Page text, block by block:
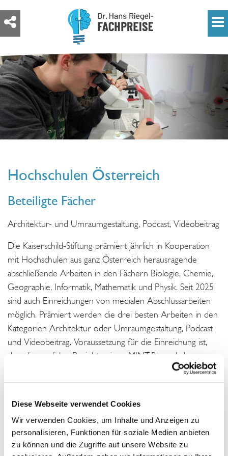
Diese Webseite verwendet Cookies
Wir verwenden Cookies, um Inhalte und Anzeigen zu
personalisieren, Funktionen für soziale Medien anbieten
zu können und die Zugriffe auf unsere Website zu
Hochschulen Österreich
Beteiligte Fächer
Architektur- und Umraumgestaltung, Podcast, Videobeitrag
Die Kaiserschild-Stiftung prämiert jährlich in Kooperation
mit Hochschulen aus ganz Österreich herausragende
abschließende Arbeiten in den Fächern Biologie, Chemie,
Geographie, Informatik, Mathematik und Physik. Seit 2025
sind auch Einreichungen von medialen Abschlussarbeiten
möglich. Prämiert werden die drei besten Arbeiten in den
Kategorien Architektur oder Umraumgestaltung, Podcast
und Videobeitrag. Voraussetzung für die Einreichung ist,
dass die medialen Projekte einen MINT-Bezug haben.
Die Preisträgerinnen und Preisträger der Dr. Hans Riegel-
600 Euro und haben die Chance, an einem umfangreichen
Alumni-Programm teilzunehmen. Darüber hinaus wird
auch das Engagement der Schulen der Erstplatzierten mit
einem Sachpreis im Wert von 250 Euro gewürdigt.